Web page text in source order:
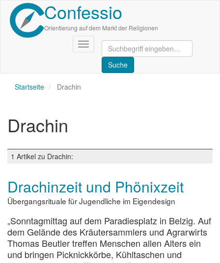
Direkt
zum
Inhalt
Confessio
Orientierung auf dem Markt der Religionen
Navigation
aktivieren/deaktivieren
Startseite Drachin
Drachin
1 Artikel zu Drachin:
Drachinzeit und Phönixzeit
Übergangsrituale für Jugendliche im Eigendesign
„Sonntagmittag auf dem Paradiesplatz in Belzig. Auf
dem Gelände des Kräutersammlers und Agrarwirts
Thomas Beutler treffen Menschen allen Alters ein
und bringen Picknickkörbe, Kühltaschen und